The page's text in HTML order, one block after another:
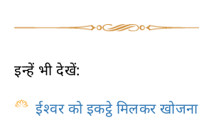
इन्हें भी देखें:
ईश्वर को इकट्ठे मिलकर खोजना